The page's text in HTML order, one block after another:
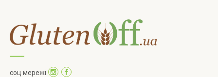
соц мережі